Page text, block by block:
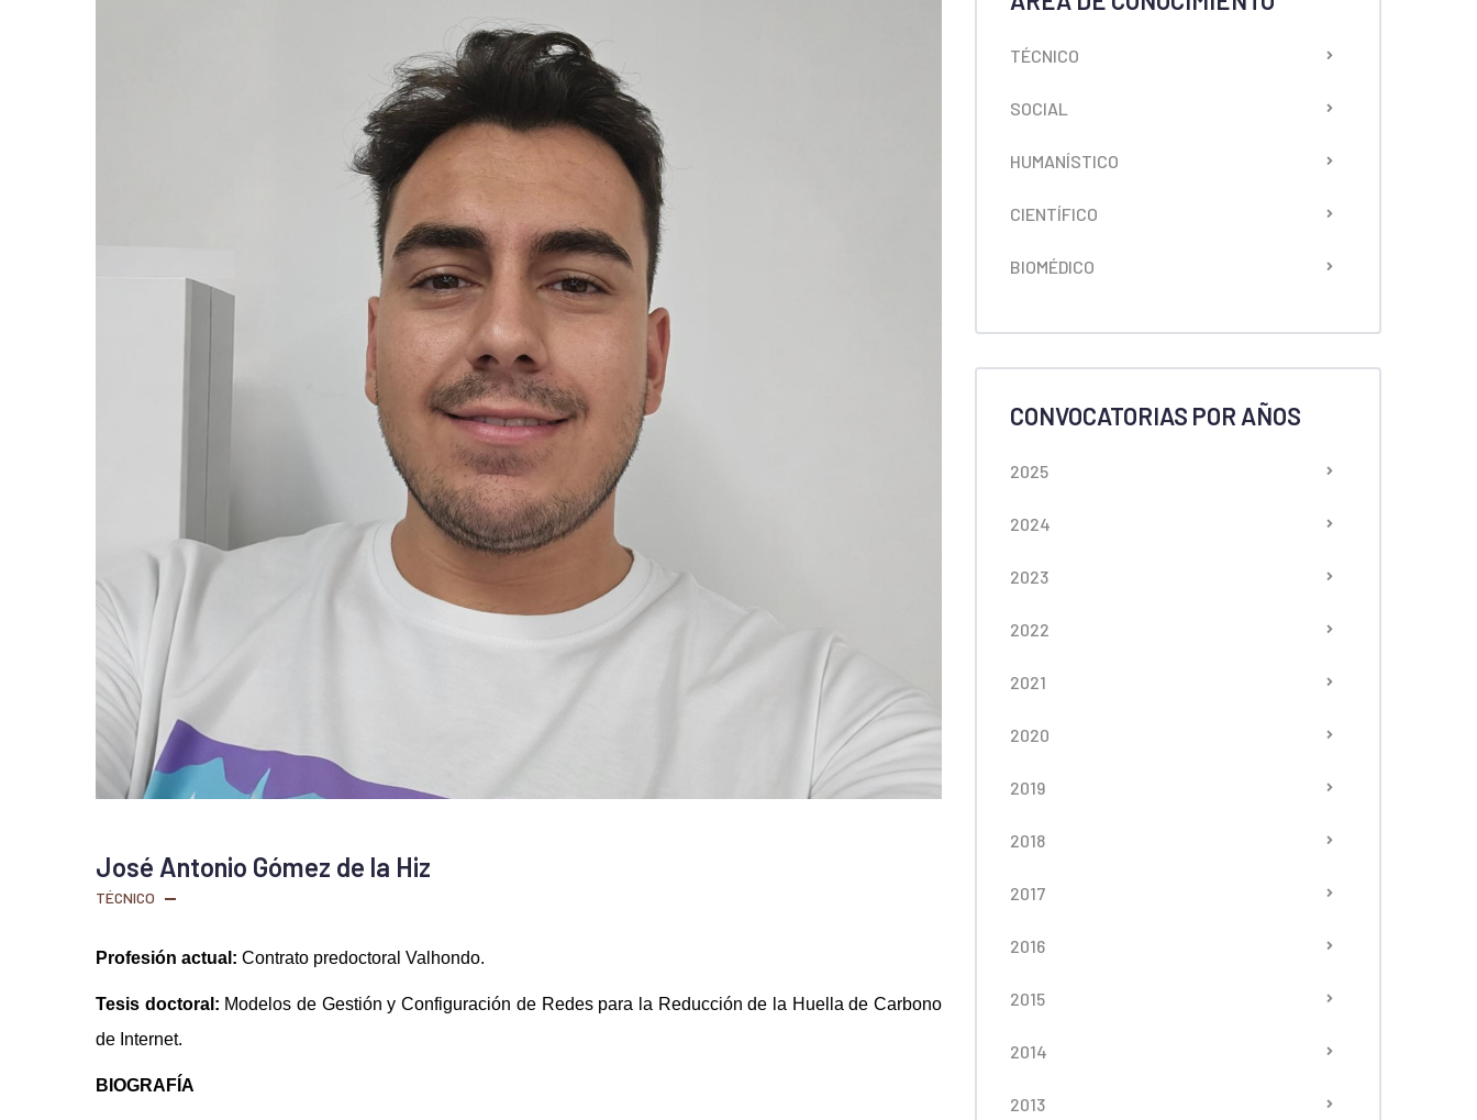
José Antonio Gómez de la Hiz
TÉCNICO
Profesión actual: Contrato predoctoral Valhondo.
Tesis doctoral: Modelos de Gestión y Configuración de Redes para la Reducción de la Huella de Carbono
de Internet.
BIOGRAFÍA
TÉCNICO
SOCIAL
HUMANÍSTICO
CIENTÍFICO
BIOMÉDICO
CONVOCATORIAS POR AÑOS
2025
2024
2023
2022
2021
2020
2019
2018
2017
2016
2015
2014
2013